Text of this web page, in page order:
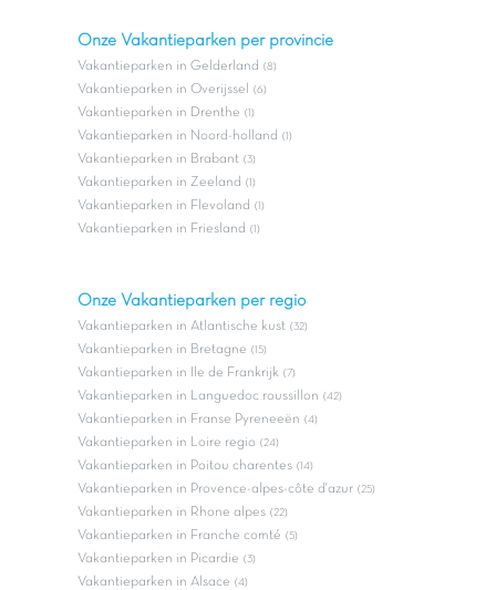
Onze Vakantieparken per provincie
Vakantieparken in Gelderland (8)
Vakantieparken in Overijssel (6)
Vakantieparken in Drenthe (1)
Vakantieparken in Noord-holland (1)
Vakantieparken in Brabant (3)
Vakantieparken in Zeeland (1)
Vakantieparken in Flevoland (1)
Vakantieparken in Friesland (1)
Onze Vakantieparken per regio
Vakantieparken in Atlantische kust (32)
Vakantieparken in Bretagne (15)
Vakantieparken in Ile de Frankrijk (7)
Vakantieparken in Languedoc roussillon (42)
Vakantieparken in Franse Pyreneeën (4)
Vakantieparken in Loire regio (24)
Vakantieparken in Poitou charentes (14)
Vakantieparken in Provence-alpes-côte d'azur (25)
Vakantieparken in Rhone alpes (22)
Vakantieparken in Franche comté (5)
Vakantieparken in Picardie (3)
Vakantieparken in Alsace (4)